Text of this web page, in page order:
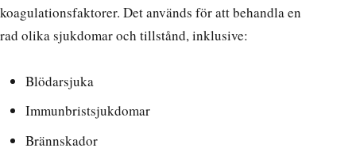
koagulationsfaktorer. Det används för att behandla en
rad olika sjukdomar och tillstånd, inklusive:
Blödarsjuka
Immunbristsjukdomar
Brännskador